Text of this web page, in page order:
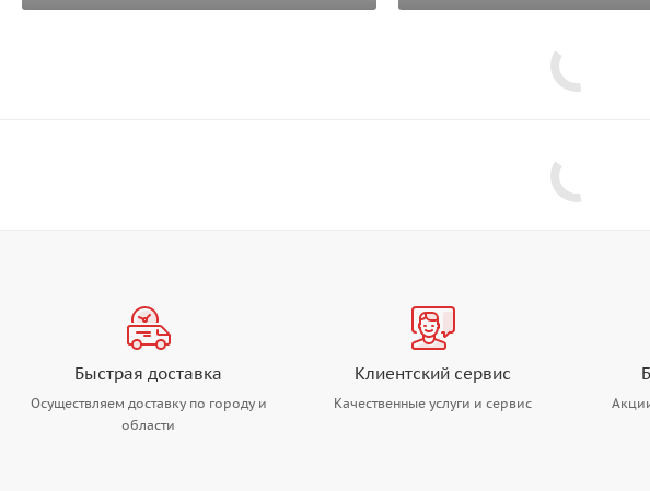
Быстрая доставка
Осуществляем доставку по городу и
области
Клиентский сервис
Качественные услуги и сервис